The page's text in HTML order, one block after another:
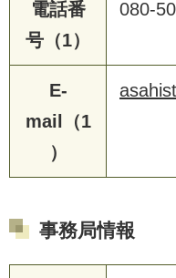
電話番
号（1）
080-
E-
mail（1
）
事務局情報